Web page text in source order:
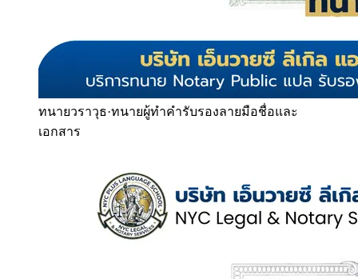
ทนายวราวุธ·ทนายผู้ทำคำรับรองลายมือชื่อและ
เอกสาร